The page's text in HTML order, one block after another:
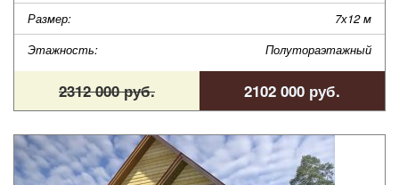
Размер:
7х12 м
Этажность:
Полутораэтажный
2312 000 руб. 2102 000 руб.